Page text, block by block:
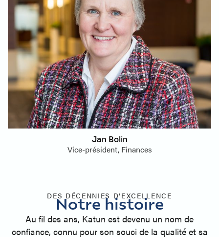
Jan Bolin
Vice-président, Finances
DES DÉCENNIES D'EXCELLENCE
Notre histoire
Au fil des ans, Katun est devenu un nom de
confiance, connu pour son souci de la qualité et sa